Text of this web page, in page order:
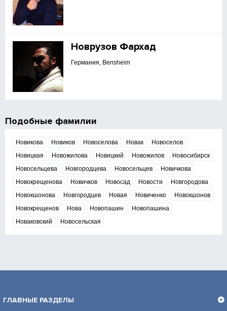
Новрузов Фархад
Германия, Bensheim
Подобные фамилии
Новикова Новиков Новоселова Новак
Новоселов
Новицкая
Новожилова Новицкий Новожилов
Новосибирск
Новосельцева
Новгородцева Новосельцев
Новичкова
Новокрещенова
Новичков Новосад Новости
Новгородова
Новокшонова
Новгородцев Новая Новиченко
Новокшонов
Новокрещенов
Нова Новопашин
Новопашина
Новаковский
Новосельская
ГЛАВНЫЕ РАЗДЕЛЫ